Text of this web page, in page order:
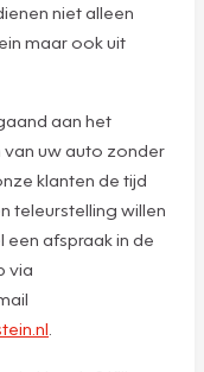
niet alleen
maar ook uit
aan het
van uw auto zonder
klanten de tijd
teleurstelling willen
een afspraak in de
via